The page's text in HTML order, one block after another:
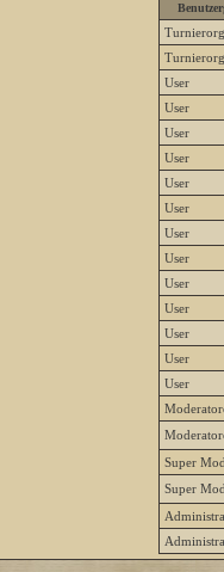
User
User
User
User
User
User
User
User
User
User
User
User
User
Super
Super